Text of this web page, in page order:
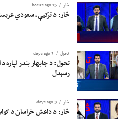
څار 15 hours ago
څار: د ترکیې، سعودي
تحول 3 days ago
تحول: د چابهار بندر لپاره
رسېدل
څار 3 days ago
څار: د داعش خراسان د